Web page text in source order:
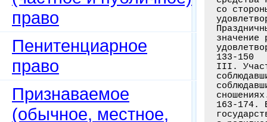
право
Пенитенциарное
право
Признаваемое
(обычное, местное,
со
значение
133-150
III.
163-174.